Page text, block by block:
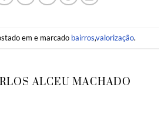
em e marcado bairros,valorização.
ALCEU MACHADO